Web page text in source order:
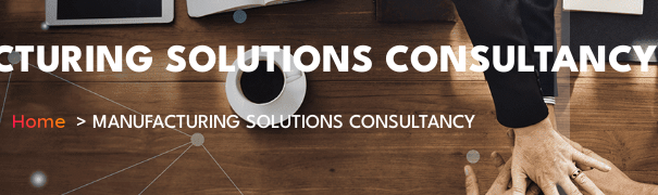
SOLUTIONS CONSULTANCY
Home >MANUFACTURING SOLUTIONS CONSULTANCY